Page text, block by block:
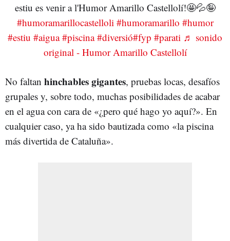
estiu es venir a l'Humor Amarillo Castellolí!🤩💦🤪
#humoramarillocastelloli #humoramarillo #humor
#estiu #aigua #piscina #diversió#fyp #parati ♬ sonido
original - Humor Amarillo Castellolí
No faltan hinchables gigantes, pruebas locas, desafíos
grupales y, sobre todo, muchas posibilidades de acabar
en el agua con cara de «¿pero qué hago yo aquí?». En
cualquier caso, ya ha sido bautizada como «la piscina
más divertida de Cataluña».